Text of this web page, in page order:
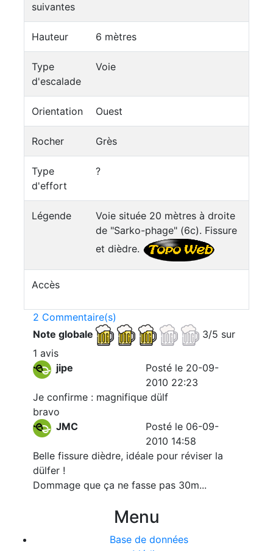
suivantes
Hauteur 6 mètres
Type
d'escalade
Voie
Orientation Ouest
Rocher Grès
Type
d'effort
?
Légende
Voie située 20 mètres à droite
de "Sarko-phage" (6c). Fissure
et dièdre.
Accès
2 Commentaire(s)
Note globale
3/5 sur
1 avis
jipe
Posté le 20-09-
2010 22:23
Je confirme : magnifique dülf
bravo
JMC
Posté le 06-09-
2010 14:58
Belle fissure dièdre, idéale pour réviser la
dülfer !
Dommage que ça ne fasse pas 30m...
Menu
Base de données